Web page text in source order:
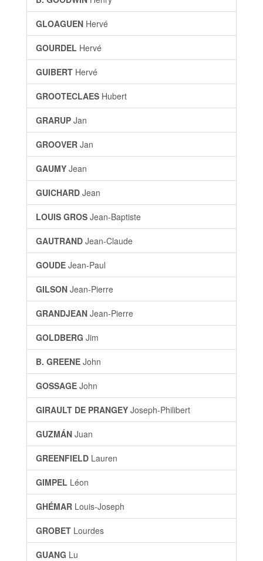
GLOAGUEN Hervé
GOURDEL Hervé
GUIBERT Hervé
GROOTECLAES Hubert
GRARUP Jan
GROOVER Jan
GAUMY Jean
GUICHARD Jean
LOUIS GROS Jean-Baptiste
GAUTRAND Jean-Claude
GOUDE Jean-Paul
GILSON Jean-Pierre
GRANDJEAN Jean-Pierre
GOLDBERG Jim
B. GREENE John
GOSSAGE John
GIRAULT DE PRANGEY Joseph-Philibert
GUZMÁN Juan
GREENFIELD Lauren
GIMPEL Léon
GHÉMAR Louis-Joseph
GROBET Lourdes
GUANG Lu